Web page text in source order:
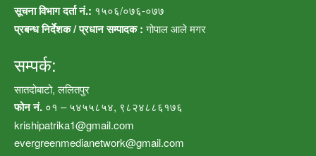
सूचना विभाग दर्ता नं.: १५०६/०७६-०७७
प्रबन्ध निर्देशक / प्रधान सम्पादक :गोपाल आले मगर
सम्पर्क:
सातदोबाटो, ललितपुर
फोन नं. ०१ – ५४५५८५४, ९८२४८८६१७६
krishipatrika1@gmail.com
evergreenmedianetwork@gmail.com